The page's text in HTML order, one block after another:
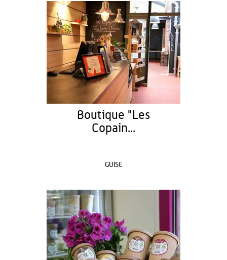
Boutique "Les
Copain...
GUISE